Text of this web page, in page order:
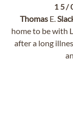
15/
ThomasE.
home to be with
after a long